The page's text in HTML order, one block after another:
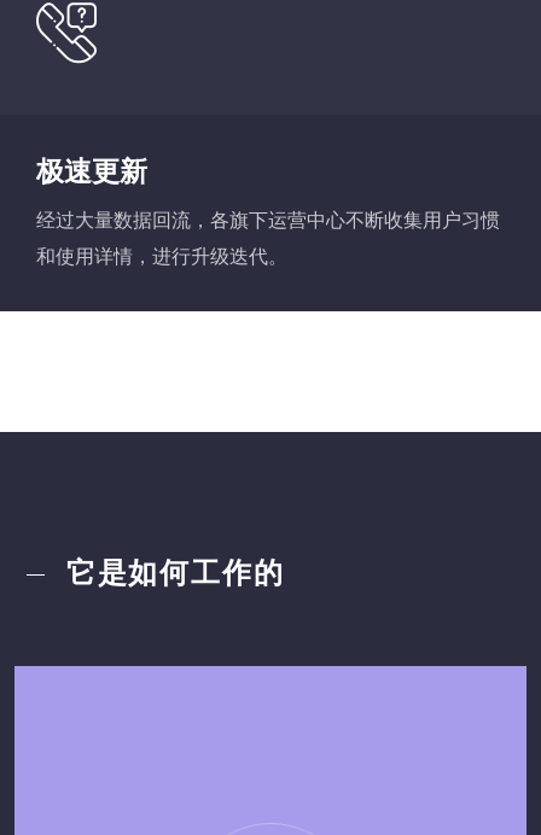
极速更新
经过大量数据回流，各旗下运营中心不断收集用户习惯
和使用详情，进行升级迭代。
它是如何工作的